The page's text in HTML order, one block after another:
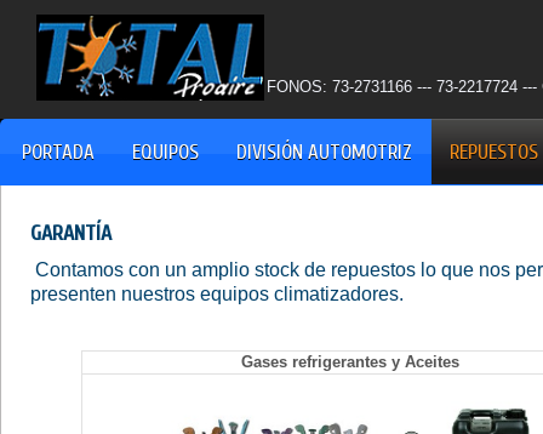
FONOS: 73-2731166 --- 73-2217724
PORTADA EQUIPOS DIVISIÓN AUTOMOTRIZ
GARANTÍA
Contamos con un amplio stock de repuestos lo que nos
presenten nuestros equipos climatizadores.
Gases refrigerantes y Aceites